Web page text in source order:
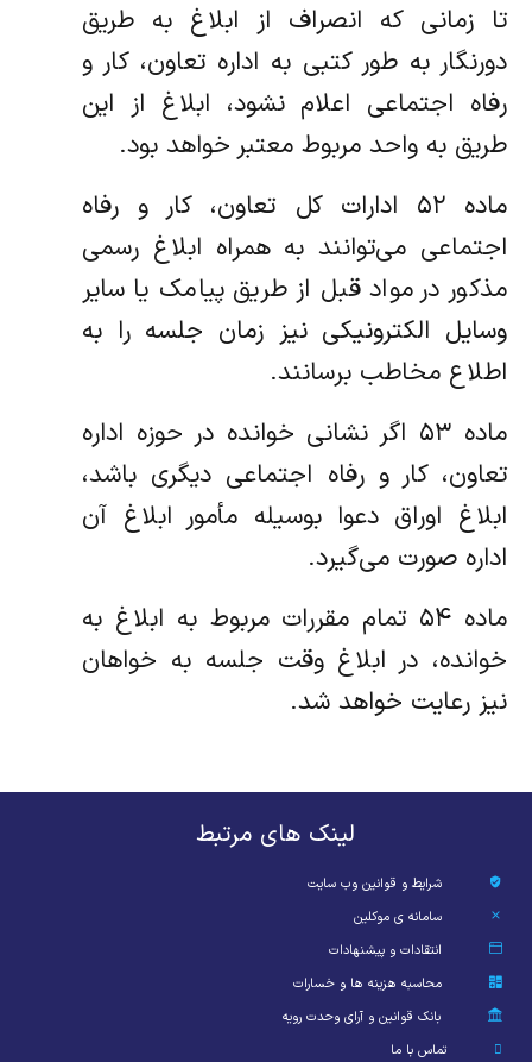
تا زمانی که انصراف از ابلاغ به طریق
دورنگار به طور کتبی به اداره تعاون، کار و
رفاه اجتماعی اعلام نشود، ابلاغ از این
طریق به واحد مربوط معتبر خواهد بود.
ماده ۵۲ ادارات کل تعاون، کار و رفاه
اجتماعی می‌توانند به همراه ابلاغ رسمی
مذکور در مواد قبل از طریق پیامک یا سایر
وسایل الکترونیکی نیز زمان جلسه را به
اطلاع مخاطب برسانند.
ماده ۵۳ اگر نشانی خوانده در حوزه اداره
تعاون، کار و رفاه اجتماعی دیگری باشد،
ابلاغ اوراق دعوا بوسیله مأمور ابلاغ آن
اداره صورت می‌گیرد.
ماده ۵۴ تمام مقررات مربوط به ابلاغ به
خوانده، در ابلاغ وقت جلسه به خواهان
نیز رعایت خواهد شد.
لینک های مرتبط
شرایط و قوانین وب سایت
سامانه ی موکلین
انتقادات و پیشنهادات
محاسبه هزینه ها و خسارات
بانک قوانین و آرای وحدت رویه
تماس با ما